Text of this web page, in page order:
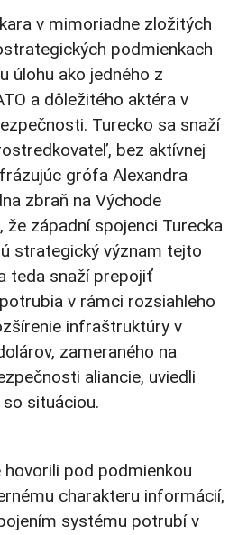
v mimoriadne zložitých
podmienkach
úlohu ako jedného z
a dôležitého aktéra v
Turecko sa snaží
bez aktívnej
grófa Alexandra
zbraň na Východe
že západní spojenci Turecka
strategický význam tejto
teda snaží prepojiť
v rámci rozsiahleho
infraštruktúry v
zameraného na
aliancie, uviedli
situáciou.
pod podmienkou
charakteru informácií,
systému potrubí v